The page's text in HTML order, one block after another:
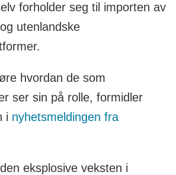
forholder seg til importen av
utenlandske
hvordan de som
ser sin på rolle, formidler
i nyhetsmeldingen fra
eksplosive veksten i